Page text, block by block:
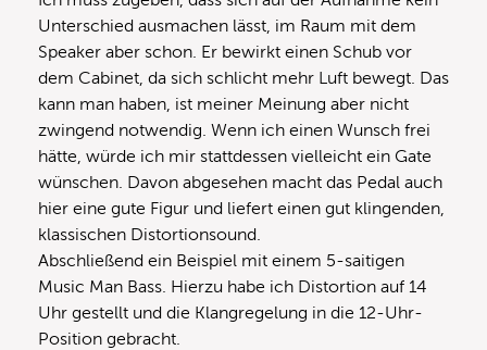
Unterschied ausmachen lässt, im Raum mit dem
Speaker aber schon. Er bewirkt einen Schub vor
dem Cabinet, da sich schlicht mehr Luft bewegt. Das
kann man haben, ist meiner Meinung aber nicht
zwingend notwendig. Wenn ich einen Wunsch frei
hätte, würde ich mir stattdessen vielleicht ein Gate
wünschen. Davon abgesehen macht das Pedal auch
hier eine gute Figur und liefert einen gut klingenden,
klassischen Distortionsound.
Abschließend ein Beispiel mit einem 5-saitigen
Music Man Bass. Hierzu habe ich Distortion auf 14
Uhr gestellt und die Klangregelung in die 12-Uhr-
Position gebracht.